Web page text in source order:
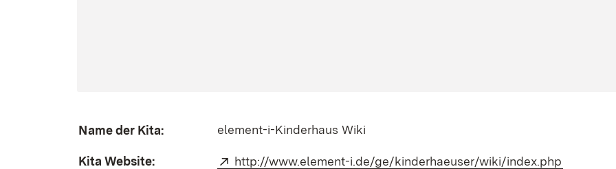
Name der Kita: element-i-Kinderhaus Wiki
Kita Website: Extern:
http://www.element-i.de/ge/kinderhaeuser/wiki/index.php